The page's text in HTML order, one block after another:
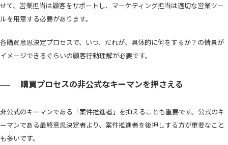
せて、営業担当は顧客をサポートし、マーケティング担当は適切な営業ツー
ルを用意する必要があります。
各購買意思決定プロセスで、いつ、だれが、具体的に何をするか？の情景が
イメージできるぐらいの顧客行動理解が必要です。
購買プロセスの非公式なキーマンを押さえる
非公式のキーマンである「案件推進者」を抑えることも重要です。公式のキ
ーマンである最終意思決定者より、案件推進者を後押しする方が重要なこと
も多いです。